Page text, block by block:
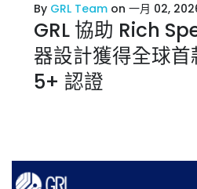
By GRL Team on 一月 02,
GRL 協助 Rich
器設計獲得全球
5+ 認證